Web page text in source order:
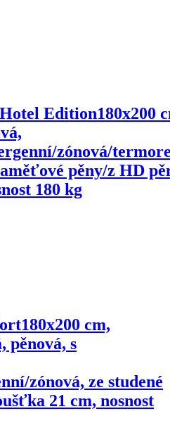
Edition180x200
zónová/
pěny/z HD
180 kg
180x200 cm,
pěnová, s
zónová, ze studené
21 cm, nosnost